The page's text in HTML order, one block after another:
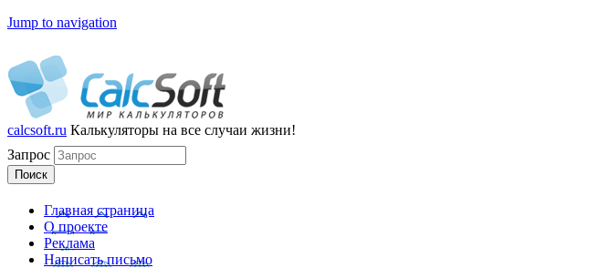
Jump to navigation
calcsoft.ru Калькуляторы на все случаи жизни!
Запрос
Главная страница
О проекте
Реклама
Написать письмо